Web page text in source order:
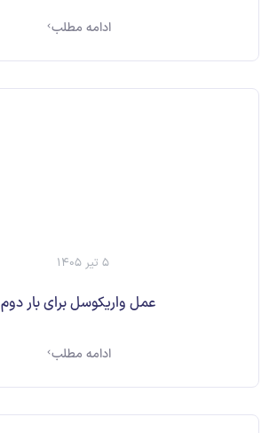
ادامه مطلب
5 تیر 1405
عمل واریکوسل برای بار دوم
ادامه مطلب